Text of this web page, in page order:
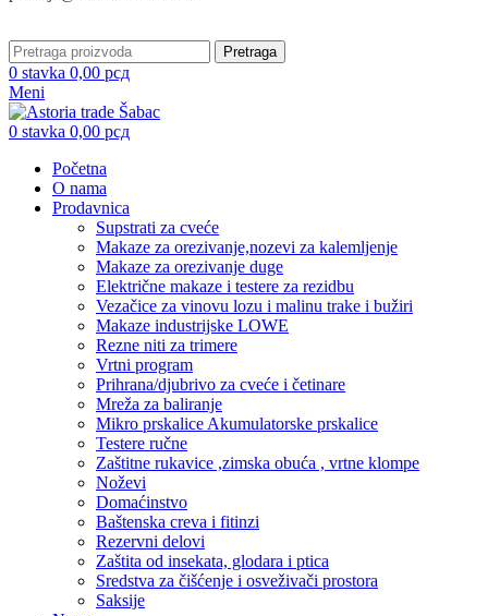
Pretraga
0 stavka 0,00 рсд
Meni
0 stavka 0,00 рсд
Početna
O nama
Prodavnica
Supstrati za cveće
Makaze za orezivanje,nozevi za kalemljenje
Makaze za orezivanje duge
Električne makaze i testere za rezidbu
Vezačice za vinovu lozu i malinu trake i bužiri
Makaze industrijske LOWE
Rezne niti za trimere
Vrtni program
Prihrana/djubrivo za cveće i četinare
Mreža za baliranje
Mikro prskalice Akumulatorske prskalice
Testere ručne
Zaštitne rukavice ,zimska obuća , vrtne klompe
Noževi
Domaćinstvo
Baštenska creva i fitinzi
Rezervni delovi
Zaštita od insekata, glodara i ptica
Sredstva za čišćenje i osveživači prostora
Saksije